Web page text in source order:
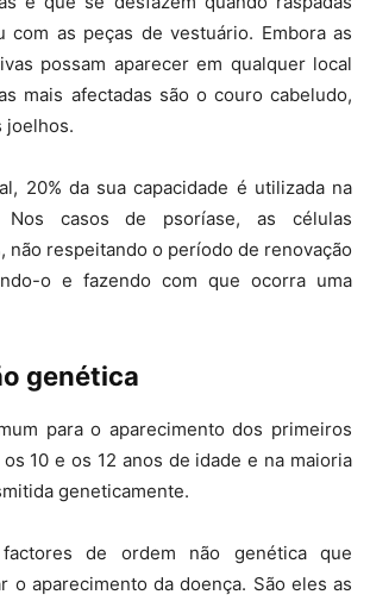
com as peças de vestuário. Embora as
possam aparecer em qualquer local
mais afectadas são o couro cabeludo,
joelhos.
20% da sua capacidade é utilizada na
Nos casos de psoríase, as células
não respeitando o período de renovação
o e fazendo com que ocorra uma
genética
para o aparecimento dos primeiros
10 e os 12 anos de idade e na maioria
geneticamente.
de ordem não genética que
o aparecimento da doença. São eles as